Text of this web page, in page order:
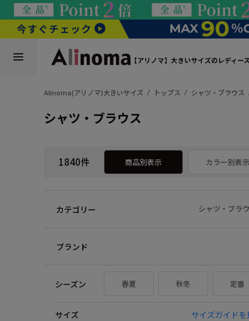
【アリノマ】大きいサイズのレディー
Alinoma(アリノマ)大きいサイズ トップス シャツ・ブラウス
シャツ・ブラウス
1840件 商品別表示 カラー別表示
カテゴリー シャツ・ブラ
ブランド
シーズン 春夏 秋冬 定番
サイズ サイズガイドを